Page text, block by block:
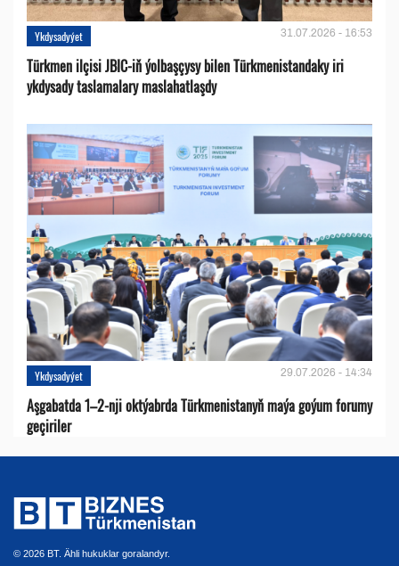
Ykdysadyýet 31.07.2026 - 16:53
Türkmen ilçisi JBIC-iň ýolbaşçysy bilen Türkmenistandaky iri
ykdysady taslamalary maslahatlaşdy
Ykdysadyýet 29.07.2026 - 14:34
Aşgabatda 1–2-nji oktýabrda Türkmenistanyň maýa goýum forumy
geçiriler
© 2026 BT. Ähli hukuklar goralandyr.